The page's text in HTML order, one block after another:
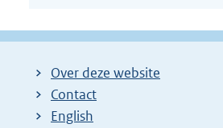
Over deze website
Contact
English